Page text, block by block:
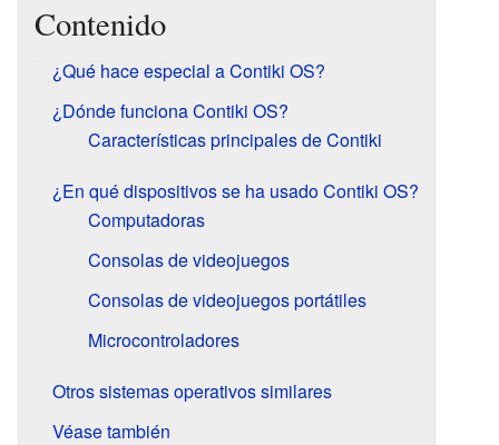
Contenido
¿Qué hace especial a Contiki OS?
¿Dónde funciona Contiki OS?
Características principales de Contiki
¿En qué dispositivos se ha usado Contiki OS?
Computadoras
Consolas de videojuegos
Consolas de videojuegos portátiles
Microcontroladores
Otros sistemas operativos similares
Véase también